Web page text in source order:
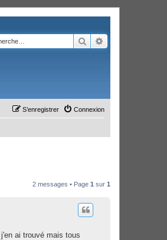
Rechercher
Connexion
S’enregistrer
2 messages • Page 1 sur 1
ai trouvé mais tous